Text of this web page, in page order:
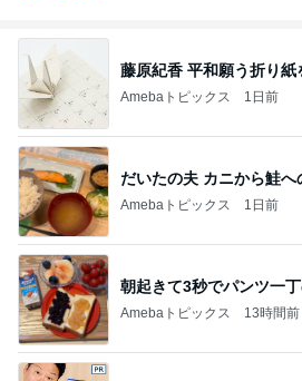
藤原紀香 平和願う折り紙
Amebaトピックス 1日前
だいたの夫 カニから鮭へ
Amebaトピックス 1日前
朝起きて3秒でパンツ一
Amebaトピックス 13時間前